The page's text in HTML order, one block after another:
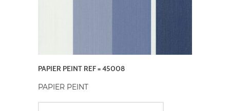
PAPIER PEINT REF = 45008
PAPIER PEINT